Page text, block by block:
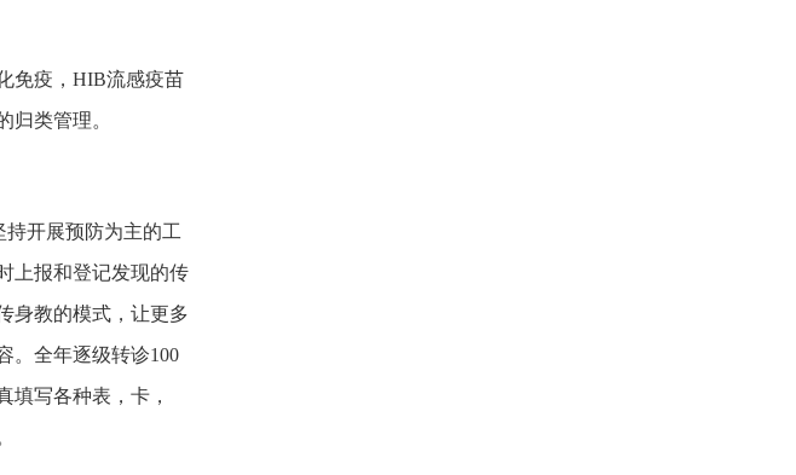
免疫，HIB流感疫苗
归类管理。
持开展预防为主的工
上报和登记发现的传
身教的模式，让更多
。全年逐级转诊100
填写各种表，卡，